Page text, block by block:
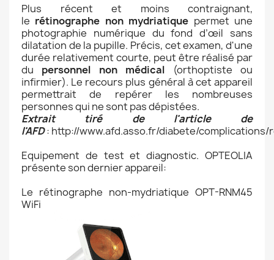
Plus récent et moins contraignant,
le rétinographe non mydriatique permet une
photographie numérique du fond d’œil sans
dilatation de la pupille. Précis, cet examen, d'une
durée relativement courte, peut être réalisé par
du personnel non médical (orthoptiste ou
infirmier). Le recours plus général à cet appareil
permettrait de repérer les nombreuses
personnes qui ne sont pas dépistées.
Extrait tiré de l'article de
l'AFD: http://www.afd.asso.fr/diabete/
Equipement de test et diagnostic. OPTEOLIA
présente son dernier appareil:
Le rétinographe non-mydriatique OPT-RNM45
WiFi